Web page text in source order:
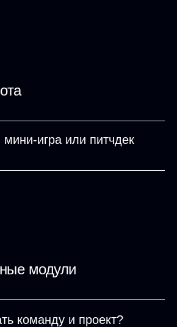
мини-игра или питчдек
модули
команду и проект?